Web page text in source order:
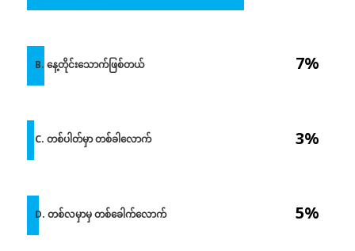
7%
3%
5%
B. နေ့တိုင်းသောက်ဖြစ်တယ်
C. တစ်ပါတ်မှာ တစ်ခါလောက်
D. တစ်လမှာမှ တစ်ခေါက်လောက်